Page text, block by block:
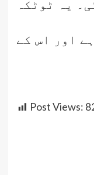
یہ ٹوٹکہ
اور اس کے
Post Views: